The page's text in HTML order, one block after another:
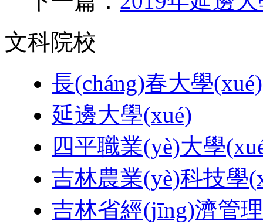
文科院校
長(cháng)春大學(xué)
延邊大學(xué)
四平職業(yè)大學
吉林農業(yè)科技學
吉林省經(jīng)濟管